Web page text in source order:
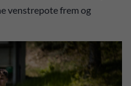
venstrepote frem og